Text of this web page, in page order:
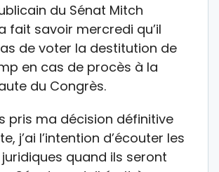
du Sénat Mitch
fait savoir mercredi qu’il
de voter la destitution de
en cas de procès à la
du Congrès.
pris ma décision définitive
j’ai l’intention d’écouter les
quand ils seront